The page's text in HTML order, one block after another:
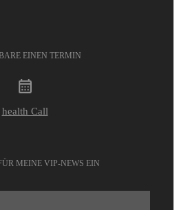
EINEN TERMIN
health Call
MEINE VIP-NEWS EIN